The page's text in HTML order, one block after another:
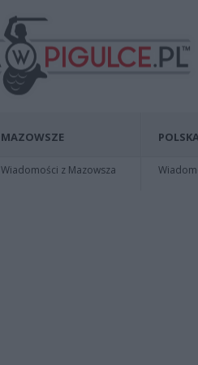
MAZOWSZE
Wiadomości z Mazowsza